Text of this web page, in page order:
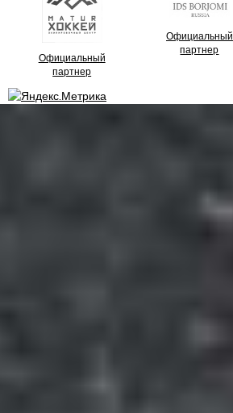
Официальный
партнер
Официальный
партнер